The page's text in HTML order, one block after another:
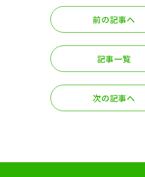
前の記事へ
記事一覧
次の記事へ